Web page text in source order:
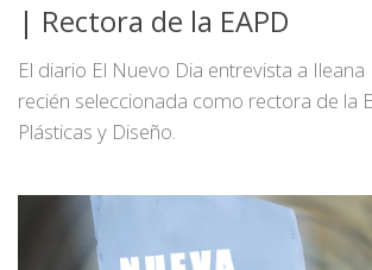
| Rectora de la EAPD
El diario El Nuevo Dia entrevista a
recién seleccionada como rectora de la
Plásticas y Diseño.